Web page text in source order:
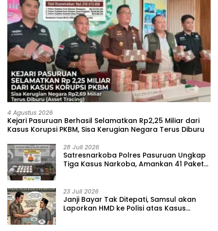
4 Agustus 2026
Kejari Pasuruan Berhasil Selamatkan Rp2,25 Miliar dari
Kasus Korupsi PKBM, Sisa Kerugian Negara Terus Diburu
28 Juli 2026
‎Satresnarkoba Polres Pasuruan Ungkap
Tiga Kasus Narkoba, Amankan 41 Paket
23 Juli 2026
‎Janji Bayar Tak Ditepati, Samsul akan
Laporkan HMD ke Polisi atas Kasus